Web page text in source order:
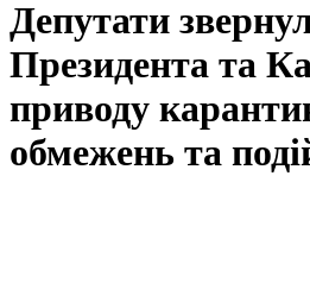
Депутати
Президента та
приводу
обмежень та